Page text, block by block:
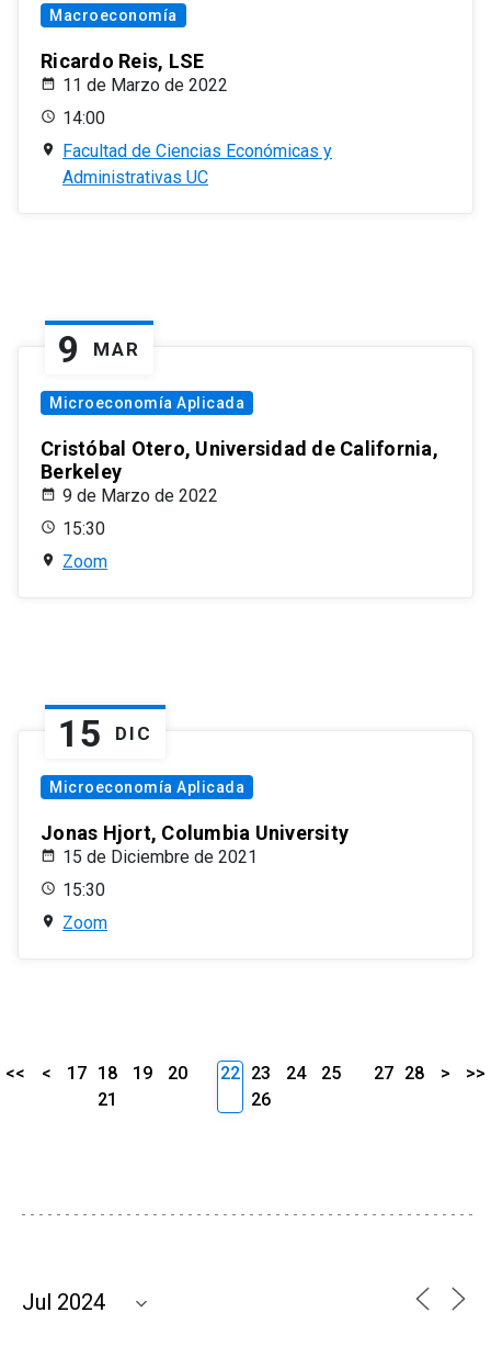
Macroeconomía
Ricardo Reis, LSE
11 de Marzo de 2022
14:00
Facultad de Ciencias Económicas y
Administrativas UC
9 MAR
Microeconomía Aplicada
Cristóbal Otero, Universidad de California,
Berkeley
9 de Marzo de 2022
15:30
Zoom
15 DIC
Microeconomía Aplicada
Jonas Hjort, Columbia University
15 de Diciembre de 2021
15:30
Zoom
<< < 17 18 19
20
21
22 23 24
25
26
27 28 > >>